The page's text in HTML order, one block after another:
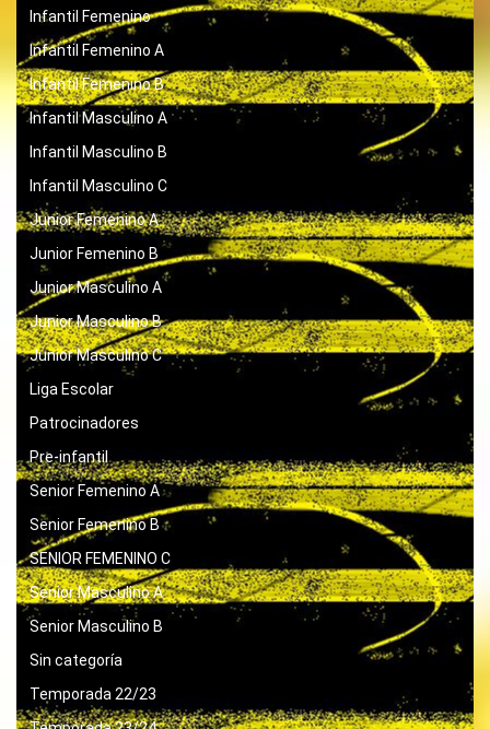
Infantil Femenino
Infantil Femenino A
Infantil Femenino B
Infantil Masculino A
Infantil Masculino B
Infantil Masculino C
Junior Femenino A
Junior Femenino B
Junior Masculino A
Junior Masculino B
Junior Masculino C
Liga Escolar
Patrocinadores
Pre-infantil
Senior Femenino A
Senior Femenino B
SENIOR FEMENINO C
Senior Masculino A
Senior Masculino B
Sin categoría
Temporada 22/23